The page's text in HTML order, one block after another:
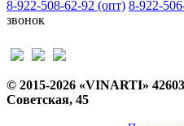
8-922-508-62-92 (опт) 8-922-
звонок
© 2015-2026 «VINARTI»
Советская, 45